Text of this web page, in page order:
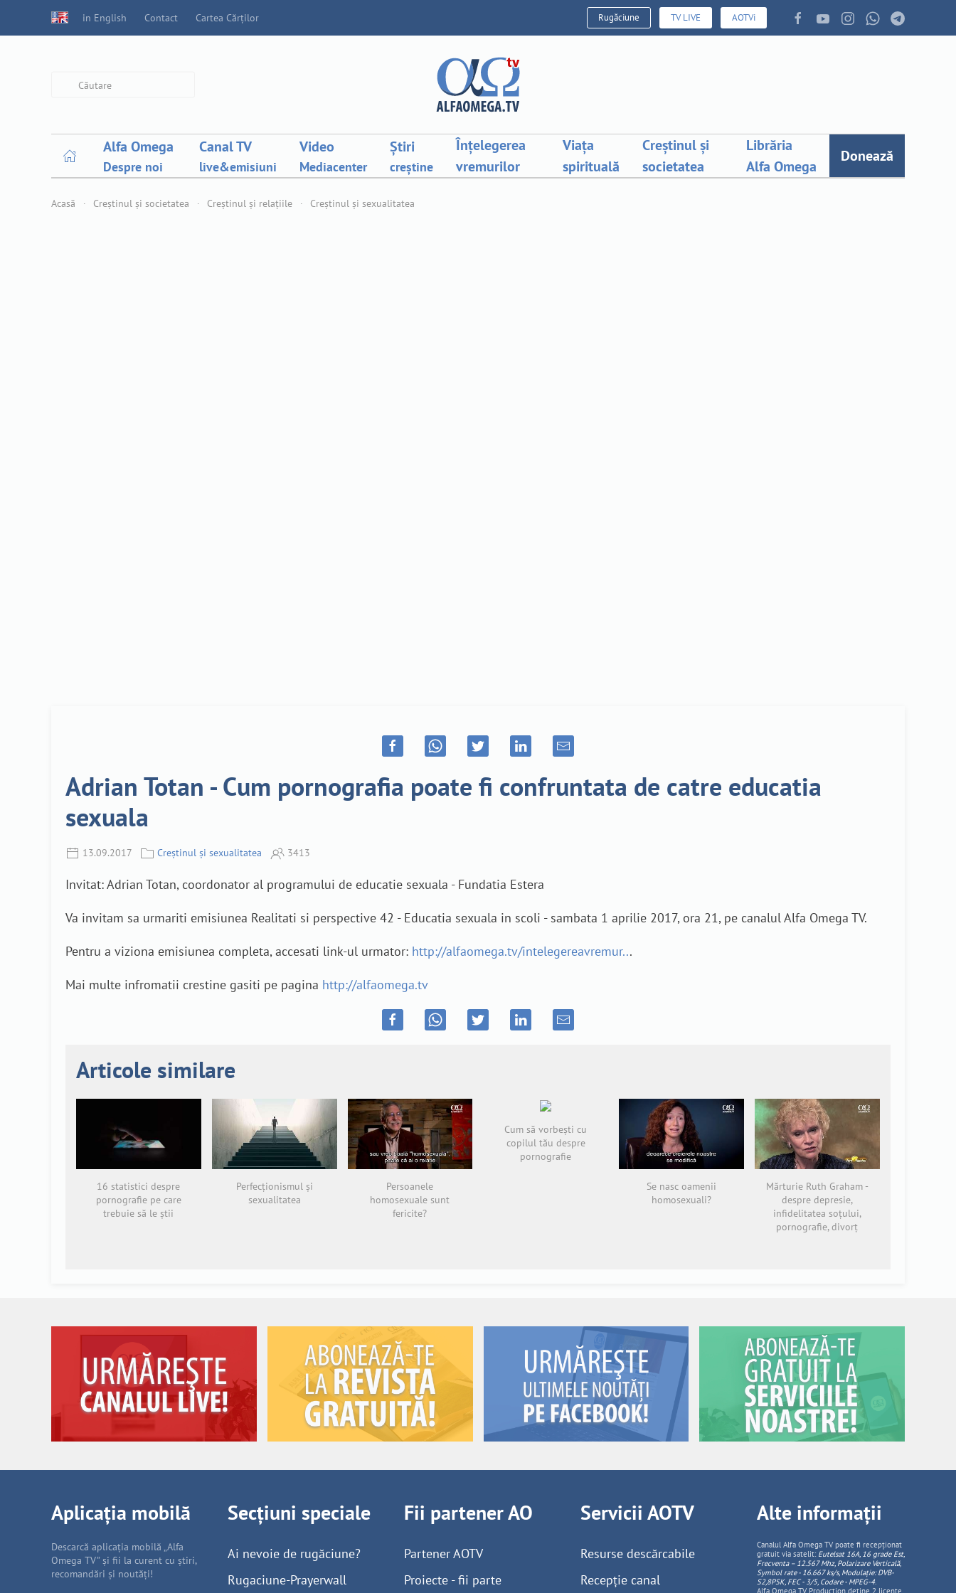
in English Contact Cartea Cărților Rugăciune TV LIVE AOTVi
Alfa Omega
Despre noi
Canal TV
live&emisiuni
Video
Mediacenter
Știri
creștine
Înțelegerea
vremurilor
Viața
spirituală
Creștinul și
societatea
Librăria
Alfa Omega
Donează
Acasă Creștinul și societatea Creștinul și relațiile Creștinul și sexualitatea
Adrian Totan - Cum pornografia poate fi confruntata de catre educatia
sexuala
13.09.2017 Creștinul și sexualitatea 3413
Invitat: Adrian Totan, coordonator al programului de educatie sexuala - Fundatia Estera
Va invitam sa urmariti emisiunea Realitati si perspective 42 - Educatia sexuala in scoli - sambata 1 aprilie 2017, ora 21, pe canalul Alfa Omega TV.
Pentru a viziona emisiunea completa, accesati link-ul urmator: http://alfaomega.tv/intelegereavremur...
Mai multe infromatii crestine gasiti pe pagina http://alfaomega.tv
Articole similare
16 statistici despre
pornografie pe care
trebuie să le știi
Perfecționismul și
sexualitatea
Persoanele
homosexuale sunt
fericite?
Cum să vorbești cu
copilul tău despre
pornografie
Se nasc oamenii
homosexuali?
Mărturie Ruth Graham -
despre depresie,
infidelitatea soțului,
pornografie, divorț
Aplicația mobilă
Descarcă aplicația mobilă „Alfa
Omega TV” și fii la curent cu știri,
recomandări și noutăți!
Secțiuni speciale
Ai nevoie de rugăciune?
Rugaciune-Prayerwall
Fii partener AO
Partener AOTV
Proiecte - fii parte
Servicii AOTV
Resurse descărcabile
Recepție canal
Alte informații
Canalul Alfa Omega TV poate fi recepționat
gratuit via satelit: Eutelsat 16A, 16 grade Est,
Frecventa – 12.567 Mhz, PolarizareVerticală,
Symbol rate - 16.667 ks/s, Modulație: DVB-
S2,8PSK, FEC - 3/5, Codare - MPEG-4.
Alfa Omega TV Production deține 2 licențe